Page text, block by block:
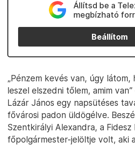
Állítsd be a
megbízható
Beállítom
„Pénzem kevés van, úgy
leszel elszedni tőlem, amim van”
Lázár János egy napsütéses
fővárosi padon üldögélve.
Szentkirályi Alexandra, a
főpolgármester-jelöltje volt, aki